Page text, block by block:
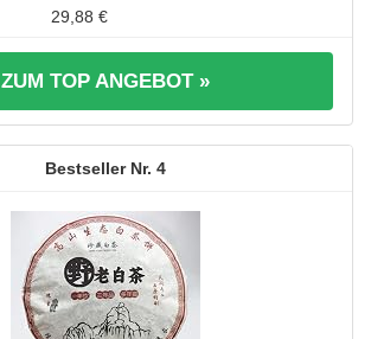
29,88 €
ZUM TOP ANGEBOT »
4